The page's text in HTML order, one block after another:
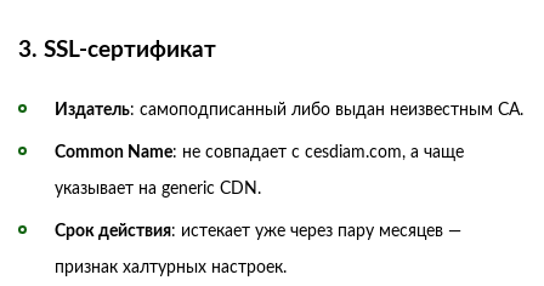
3. SSL-сертификат
Издатель: самоподписанный либо выдан неизвестным CA.
Common Name: не совпадает с cesdiam.com, а чаще
указывает на generic CDN.
Срок действия: истекает уже через пару месяцев —
признак халтурных настроек.